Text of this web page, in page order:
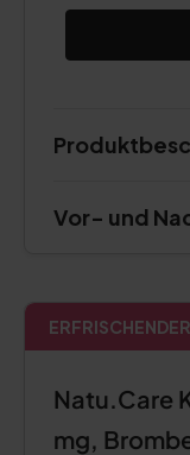
Vor- und
Natu.Care
mg,